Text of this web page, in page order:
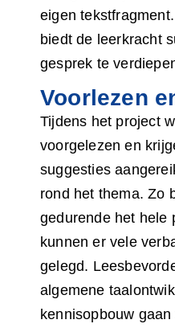
eigen
biedt de leerkracht
gesprek te
Voorlezen
Tijdens het project
voorgelezen en
suggesties
rond het thema. Zo
gedurende het hele
kunnen er vele
gelegd.
algemene
kennisopbouw